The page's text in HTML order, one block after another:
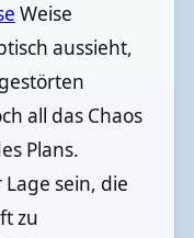
Weise
aussieht,
all das Chaos
Plans.
sein, die
zu